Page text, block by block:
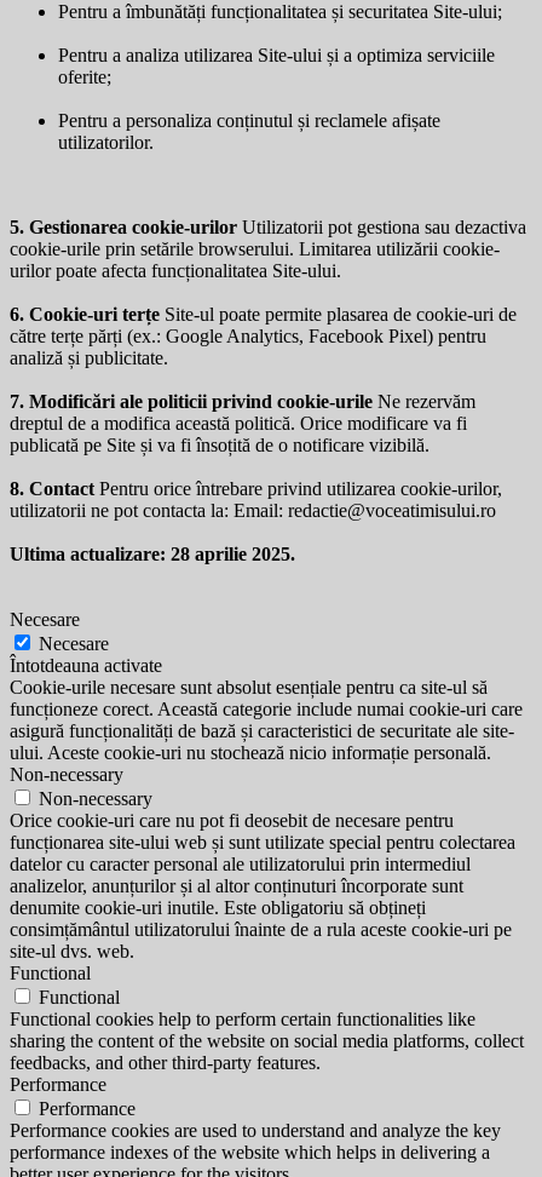
Pentru a îmbunătăți funcționalitatea și securitatea Site-ului;
Pentru a analiza utilizarea Site-ului și a optimiza serviciile
oferite;
Pentru a personaliza conținutul și reclamele afișate
utilizatorilor.
5. Gestionarea cookie-urilor Utilizatorii pot gestiona sau dezactiva
cookie-urile prin setările browserului. Limitarea utilizării cookie-
urilor poate afecta funcționalitatea Site-ului.
6. Cookie-uri terțe Site-ul poate permite plasarea de cookie-uri de
către terțe părți (ex.: Google Analytics, Facebook Pixel) pentru
analiză și publicitate.
7. Modificări ale politicii privind cookie-urile Ne rezervăm
dreptul de a modifica această politică. Orice modificare va fi
publicată pe Site și va fi însoțită de o notificare vizibilă.
8. Contact Pentru orice întrebare privind utilizarea cookie-urilor,
utilizatorii ne pot contacta la: Email: redactie@voceatimisului.ro
Ultima actualizare: 28 aprilie 2025.
Necesare
Necesare
Întotdeauna activate
Cookie-urile necesare sunt absolut esențiale pentru ca site-ul să
funcționeze corect. Această categorie include numai cookie-uri care
asigură funcționalități de bază și caracteristici de securitate ale site-
ului. Aceste cookie-uri nu stochează nicio informație personală.
Non-necessary
Non-necessary
Orice cookie-uri care nu pot fi deosebit de necesare pentru
funcționarea site-ului web și sunt utilizate special pentru colectarea
datelor cu caracter personal ale utilizatorului prin intermediul
analizelor, anunțurilor și al altor conținuturi încorporate sunt
denumite cookie-uri inutile. Este obligatoriu să obțineți
consimțământul utilizatorului înainte de a rula aceste cookie-uri pe
site-ul dvs. web.
Functional
Functional
Functional cookies help to perform certain functionalities like
sharing the content of the website on social media platforms, collect
feedbacks, and other third-party features.
Performance
Performance
Performance cookies are used to understand and analyze the key
performance indexes of the website which helps in delivering a